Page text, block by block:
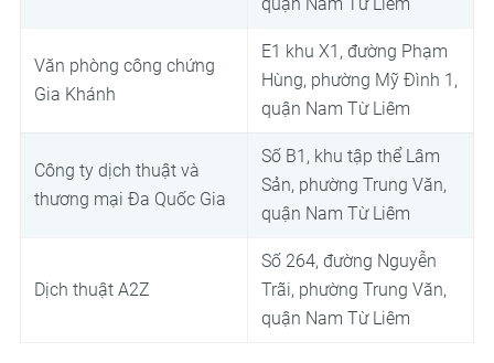
Văn phòng công chứng
Gia Khánh
E1 khu X1, đường Phạm
Hùng, phường Mỹ Đình 1,
quận Nam Từ Liêm
Công ty dịch thuật và
thương mại Đa Quốc Gia
Số B1, khu tập thể Lâm
Sản, phường Trung Văn,
quận Nam Từ Liêm
Dịch thuật A2Z
Số 264, đường Nguyễn
Trãi, phường Trung Văn,
quận Nam Từ Liêm